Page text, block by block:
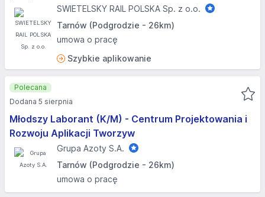
SWIETELSKY RAIL POLSKA Sp. z o.o.
Tarnów (Podgrodzie - 26km)
umowa o pracę
Szybkie aplikowanie
Młodszy Laborant (K/M) - Centrum Projektowania i
Rozwoju Aplikacji Tworzyw
Grupa Azoty S.A.
Tarnów (Podgrodzie - 26km)
umowa o pracę
Polecana
Dodana 5 sierpnia